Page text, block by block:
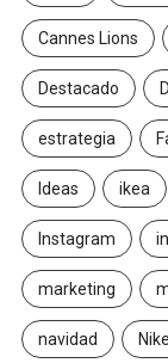
Cannes Lions
Destacado
estrategia
Ideas ikea
Instagram
marketing
navidad Nike